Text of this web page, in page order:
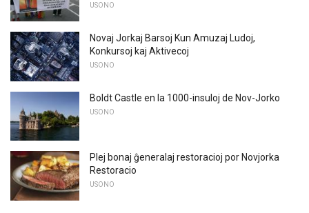
USONO
Novaj Jorkaj Barsoj Kun Amuzaj Ludoj,
Konkursoj kaj Aktivecoj
USONO
Boldt Castle en la 1000-insuloj de Nov-Jorko
USONO
Plej bonaj ĝeneralaj restoracioj por Novjorka
Restoracio
USONO